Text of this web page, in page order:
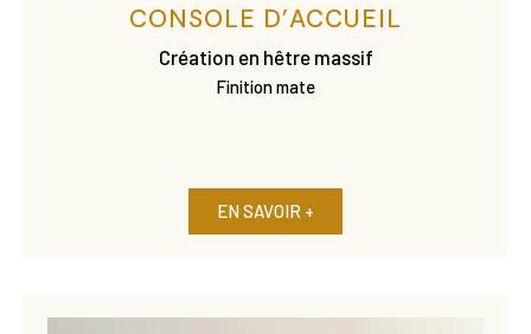
CONSOLE D’ACCUEIL
Création en hêtre massif
Finition mate
EN SAVOIR +